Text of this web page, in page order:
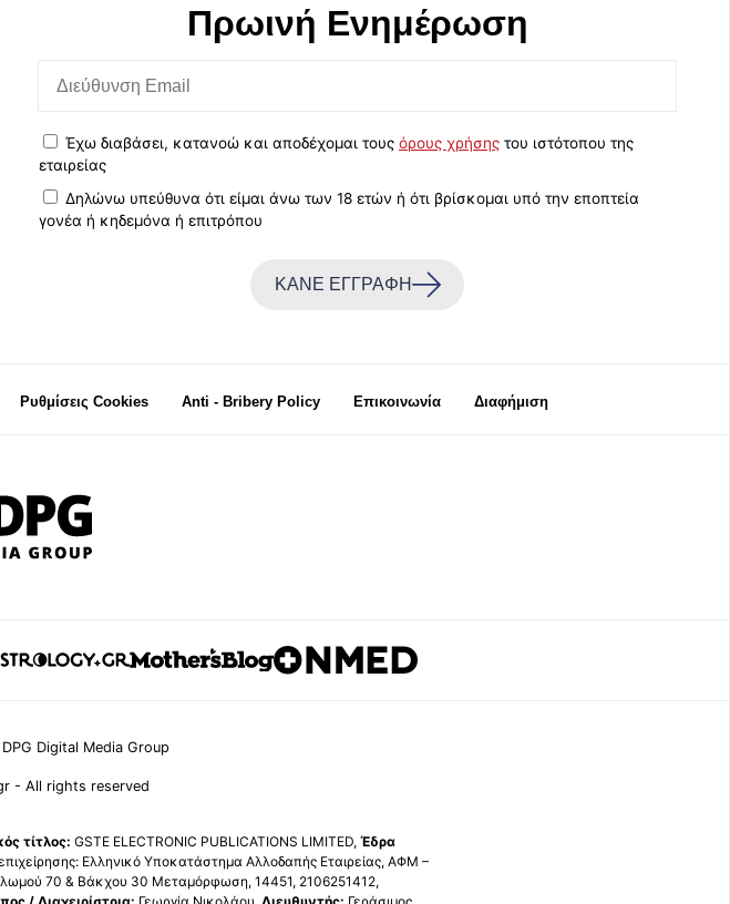
Πρωινή Eνημέρωση
Έχω διαβάσει, κατανοώ και αποδέχομαι τους όρους χρήσης του ιστότοπου της
εταιρείας
Δηλώνω υπεύθυνα ότι είμαι άνω των 18 ετών ή ότι βρίσκομαι υπό την εποπτεία
γονέα ή κηδεμόνα ή επιτρόπου
ΚΑΝΕ ΕΓΓΡΑΦΗ
Ρυθμίσεις Cookies Anti - Bribery Policy Επικοινωνία Διαφήμιση
Digital Media Group
- All rights reserved
τίτλος: GSTE ELECTRONIC PUBLICATIONS LIMITED, Έδρα
Ελληνικό Υποκατάστημα Αλλοδαπής Εταιρείας, ΑΦΜ –
70 & Βάκχου 30 Μεταμόρφωση, 14451, 2106251412,